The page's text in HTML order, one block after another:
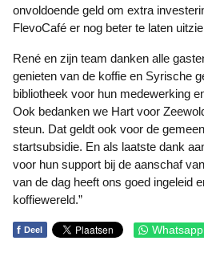
onvoldoende geld om extra
FlevoCafé er nog beter te laten
René en zijn team danken alle gasten die in de bieb kwamen
genieten van de koffie en Syrische
bibliotheek voor hun medewerking
Ook bedanken we Hart voor
steun. Dat geldt ook voor de
startsubsidie. En als laatste dank
voor hun support bij de aanschaf
van de dag heeft ons goed ingeleid
koffiewereld.”
f Deel Whatsapp